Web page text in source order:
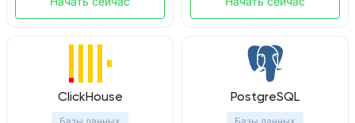
ClickHouse PostgreSQL